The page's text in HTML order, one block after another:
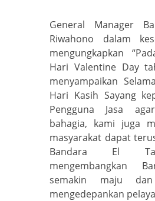
General Manager
Riwahono dalam
mengungkapkan
Hari Valentine Day
menyampaikan
Hari Kasih Sayang
Pengguna Jasa
bahagia, kami juga
masyarakat dapat
Bandara El
mengembangkan
semakin maju dan
mengedepankan